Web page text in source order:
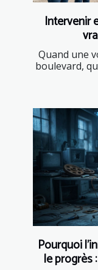
Intervenir
Quand une
boulevard,
Pourquoi
le progrès